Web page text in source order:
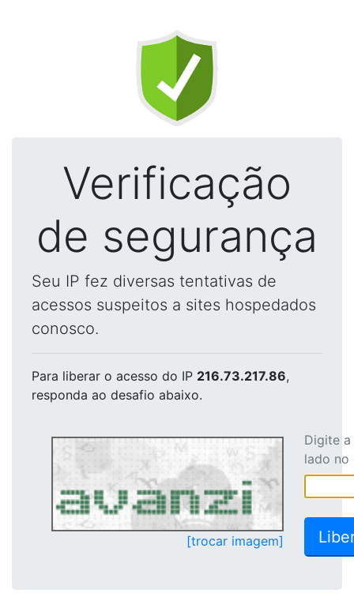
Verificação
de segurança
Seu IP fez diversas tentativas de
acessos suspeitos a sites hospedados
conosco.
Para liberar o acesso do IP 216.73.217.86,
responda ao desafio abaixo.
[trocar imagem]
Digite
lado no